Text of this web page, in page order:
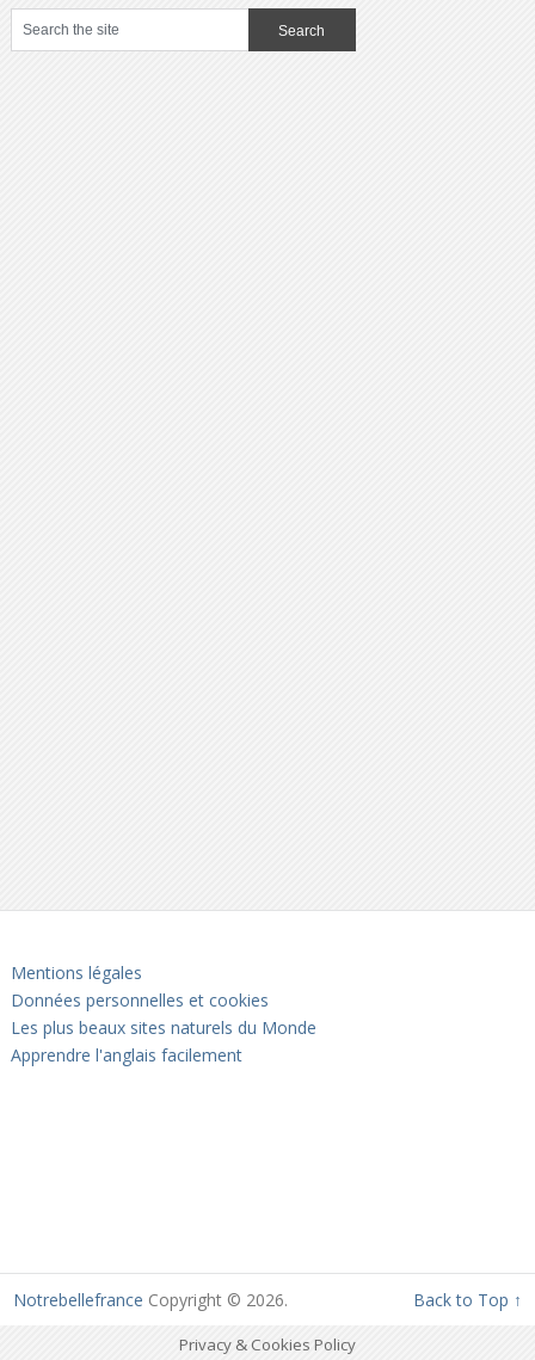
Mentions légales
Données personnelles et cookies
Les plus beaux sites naturels du Monde
Apprendre l'anglais facilement
Notrebellefrance Copyright © 2026. Back to Top ↑
Privacy & Cookies Policy